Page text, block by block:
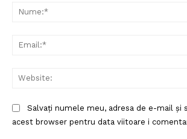
Salvați numele meu, adresa de e-mail și
acest browser pentru data viitoare i